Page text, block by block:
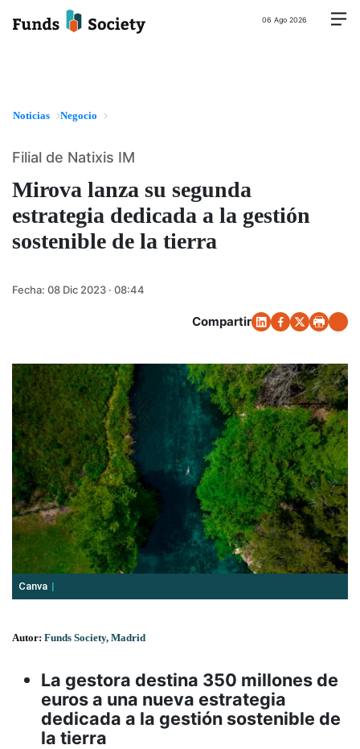
06 Ago 2026
Noticias Negocio
Mirova lanza su segunda
estrategia dedicada a la gestión
sostenible de la tierra
Filial de Natixis IM
Fecha: 08 Dic 2023 · 08:44
Compartir
Canva
Autor: Funds Society, Madrid
La gestora destina 350 millones de
euros a una nueva estrategia
dedicada a la gestión sostenible de
la tierra